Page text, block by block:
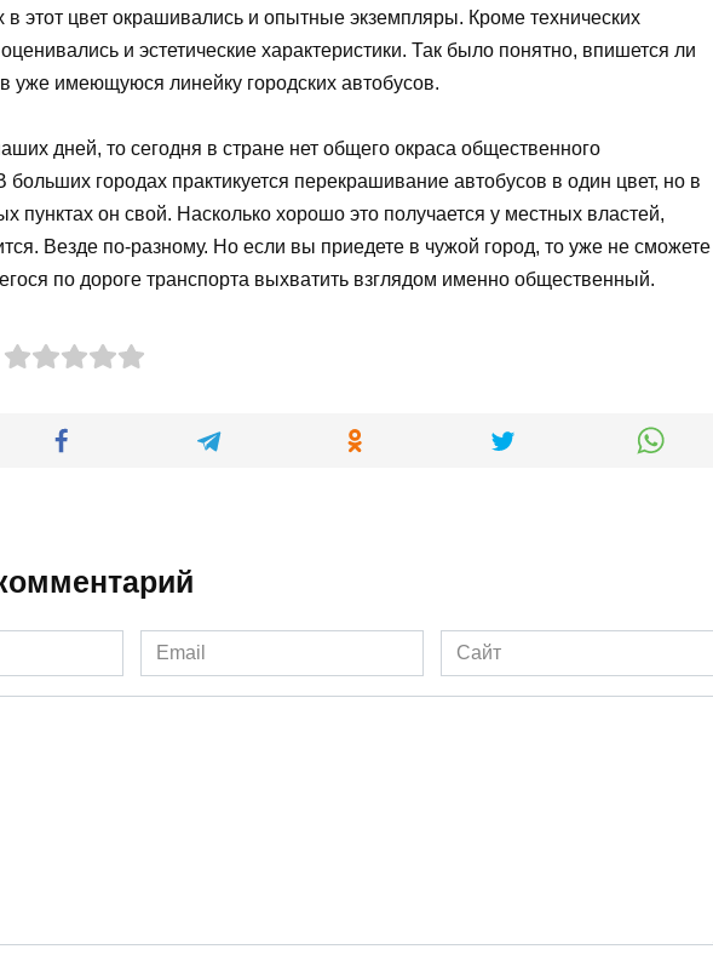
в этот цвет окрашивались и опытные экземпляры. Кроме технических
и эстетические характеристики. Так было понятно, впишется ли
уже имеющуюся линейку городских автобусов.
дней, то сегодня в стране нет общего окраса общественного
больших городах практикуется перекрашивание автобусов в один цвет, но в
пунктах он свой. Насколько хорошо это получается у местных властей,
Везде по-разному. Но если вы приедете в чужой город, то уже не сможете
по дороге транспорта выхватить взглядом именно общественный.
Email
*
Сайт